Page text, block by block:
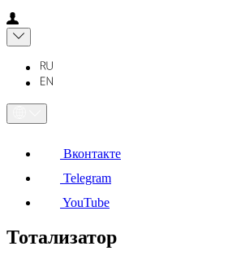
Вконтакте
Telegram
YouTube
Тотализатор